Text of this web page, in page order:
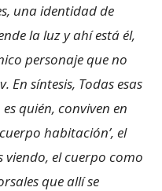
una identidad de
la luz y ahí está él,
personaje que no
En síntesis, Todas esas
quién, conviven en
habitación’, el
el cuerpo como
que allí se